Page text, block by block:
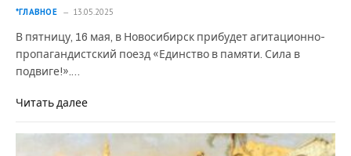
*ГЛАВНОЕ 13.05.2025
В пятницу, 16 мая, в Новосибирск прибудет агитационно-
пропагандистский поезд «Единство в памяти. Сила в
подвиге!».…
Читать далее